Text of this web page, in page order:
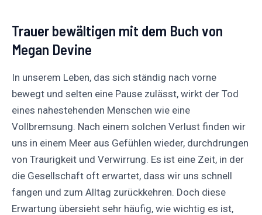
Trauer bewältigen mit dem Buch von
Megan Devine
In unserem Leben, das sich ständig nach vorne
bewegt und selten eine Pause zulässt, wirkt der Tod
eines nahestehenden Menschen wie eine
Vollbremsung. Nach einem solchen Verlust finden wir
uns in einem Meer aus Gefühlen wieder, durchdrungen
von Traurigkeit und Verwirrung. Es ist eine Zeit, in der
die Gesellschaft oft erwartet, dass wir uns schnell
fangen und zum Alltag zurückkehren. Doch diese
Erwartung übersieht sehr häufig, wie wichtig es ist,